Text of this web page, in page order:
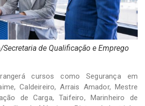
de Qualificação e Emprego
cursos como Segurança em
Caldeireiro, Arrais Amador, Mestre
de Carga, Taifeiro, Marinheiro de